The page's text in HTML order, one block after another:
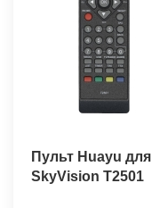
Пульт Huayu для
SkyVision T2501